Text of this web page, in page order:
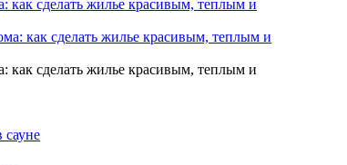
как сделать жилье красивым, теплым и
как сделать жилье красивым, теплым и